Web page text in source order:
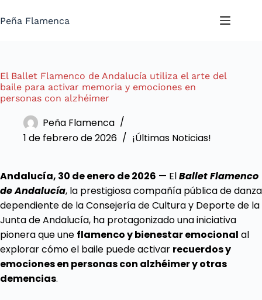
al
Peña Flamenca
El Ballet Flamenco de Andalucía utiliza el arte del
baile para activar memoria y emociones en
personas con alzhéimer
Peña Flamenca
1 de febrero de 2026
¡Últimas Noticias!
Andalucía, 30 de enero de 2026 — ElBallet Flamenco
de Andalucía, la prestigiosa compañía pública de danza
dependiente de la Consejería de Cultura y Deporte de la
Junta de Andalucía, ha protagonizado una iniciativa
pionera que une flamenco y bienestar emocional al
explorar cómo el baile puede activar recuerdos y
emociones en personas con alzhéimer y otras
demencias.